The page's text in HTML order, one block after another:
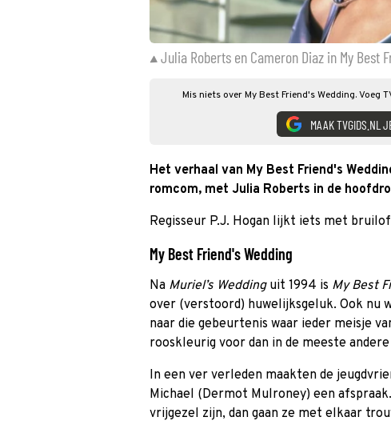
Julia Roberts en Cameron Diaz in My Best
Mis niets over My Best Friend's Wedding. Voeg
MAAK TVGIDS.NL
Het verhaal van My Best Friend's
romcom, met Julia Roberts in de
Regisseur P.J. Hogan lijkt iets met
My Best Friend's Wedding
Na Muriel’s Weddinguit 1994 is My Best
over (verstoord) huwelijksgeluk. Ook nu
naar die gebeurtenis waar ieder meisje
rooskleurig voor dan in de meeste
In een ver verleden maakten de
Michael (Dermot Mulroney) een
vrijgezel zijn, dan gaan ze met elkaar